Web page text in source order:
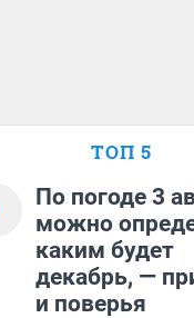
ТОП 5
По погоде 3
можно
каким будет
декабрь, —
и поверья